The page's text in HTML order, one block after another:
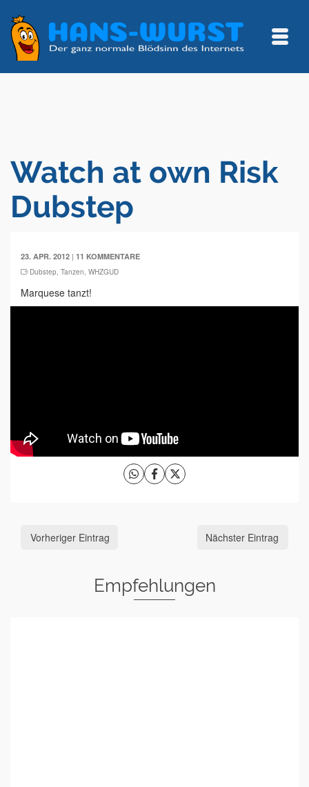
Watch at own Risk
Dubstep
23. APR. 2012 | 11 KOMMENTARE
Dubstep, Tanzen, WHZGUD
Marquese tanzt!
Vorheriger Eintrag Nächster Eintrag
Empfehlungen